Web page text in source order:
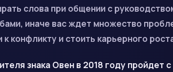
слова при общении с
иначе вас ждет множество
конфликту и стоить карьерного
знака Овен в 2018 году пройдет с